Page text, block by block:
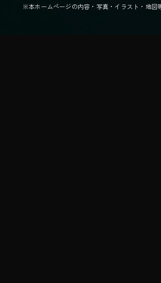
※本ホームページの内容・写真・イラスト・地図